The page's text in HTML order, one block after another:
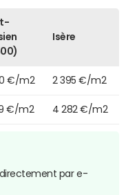
Isère
€/m2 2 395 €/m2
€/m2 4 282 €/m2
directement par e-